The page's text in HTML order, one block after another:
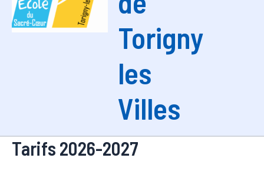
Torigny
les
Villes
Tarifs 2026-2027